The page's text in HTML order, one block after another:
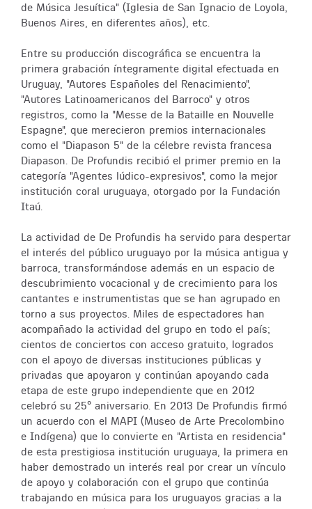
de Música Jesuítica" (Iglesia de San Ignacio de Loyola,
Buenos Aires, en diferentes años), etc.
Entre su producción discográfica se encuentra la
primera grabación íntegramente digital efectuada en
Uruguay, "Autores Españoles del Renacimiento",
"Autores Latinoamericanos del Barroco" y otros
registros, como la "Messe de la Bataille en Nouvelle
Espagne", que merecieron premios internacionales
como el "Diapason 5" de la célebre revista francesa
Diapason. De Profundis recibió el primer premio en la
categoría "Agentes lúdico-expresivos", como la mejor
institución coral uruguaya, otorgado por la Fundación
Itaú.
La actividad de De Profundis ha servido para despertar
el interés del público uruguayo por la música antigua y
barroca, transformándose además en un espacio de
descubrimiento vocacional y de crecimiento para los
cantantes e instrumentistas que se han agrupado en
torno a sus proyectos. Miles de espectadores han
acompañado la actividad del grupo en todo el país;
cientos de conciertos con acceso gratuito, logrados
con el apoyo de diversas instituciones públicas y
privadas que apoyaron y continúan apoyando cada
etapa de este grupo independiente que en 2012
celebró su 25º aniversario. En 2013 De Profundis firmó
un acuerdo con el MAPI (Museo de Arte Precolombino
e Indígena) que lo convierte en "Artista en residencia"
de esta prestigiosa institución uruguaya, la primera en
haber demostrado un interés real por crear un vínculo
de apoyo y colaboración con el grupo que continúa
trabajando en música para los uruguayos gracias a la